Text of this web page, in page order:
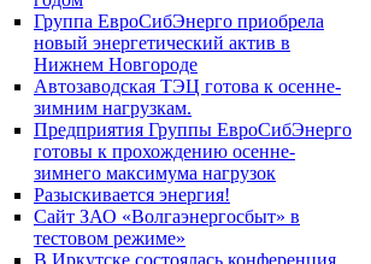
Группа ЕвроСибЭнерго приобрела
новый энергетический актив в
Нижнем Новгороде
Автозаводская ТЭЦ готова к осенне-
зимним нагрузкам.
Предприятия Группы ЕвроСибЭнерго
готовы к прохождению осенне-
зимнего максимума нагрузок
Разыскивается энергия!
Сайт ЗАО «Волгаэнергосбыт» в
тестовом режиме»